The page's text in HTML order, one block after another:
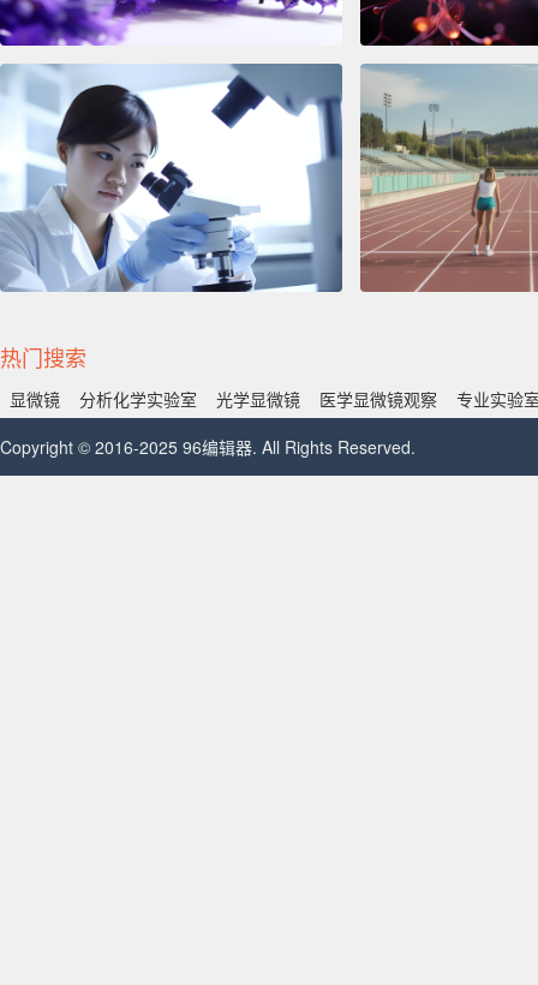
热门搜索
显微镜 分析化学实验室 光学显微镜 医学显微镜观察
专业实验
Copyright © 2016-2025 96编辑器. All Rights Reserved.